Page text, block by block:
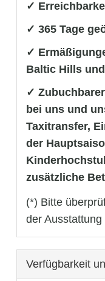
✓
✓ 365 Tage
✓
Baltic Hills
✓
bei uns und
Taxitransfer,
der
zusätzliche
(*) Bitte
der Ausstattung
Verfügbarkeit